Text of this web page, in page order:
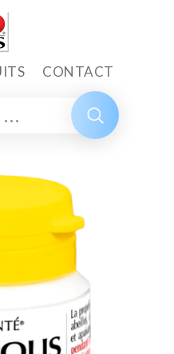
CONTACT